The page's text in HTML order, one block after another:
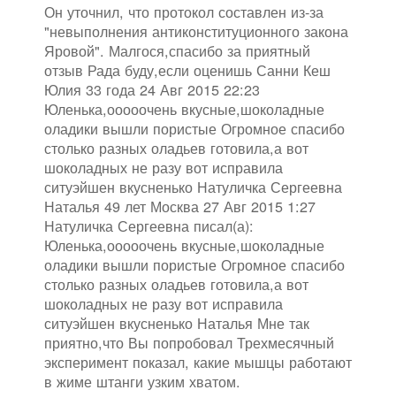
Он уточнил, что протокол составлен из-за
"невыполнения антиконституционного закона
Яровой". Малгося,спасибо за приятный
отзыв Рада буду,если оценишь Санни Кеш
Юлия 33 года 24 Авг 2015 22:23
Юленька,ооооочень вкусные,шоколадные
оладики вышли пористые Огромное спасибо
столько разных оладьев готовила,а вот
шоколадных не разу вот исправила
ситуэйшен вкусненько Натуличка Сергеевна
Наталья 49 лет Москва 27 Авг 2015 1:27
Натуличка Сергеевна писал(а):
Юленька,ооооочень вкусные,шоколадные
оладики вышли пористые Огромное спасибо
столько разных оладьев готовила,а вот
шоколадных не разу вот исправила
ситуэйшен вкусненько Наталья Мне так
приятно,что Вы попробовал Трехмесячный
эксперимент показал, какие мышцы работают
в жиме штанги узким хватом.